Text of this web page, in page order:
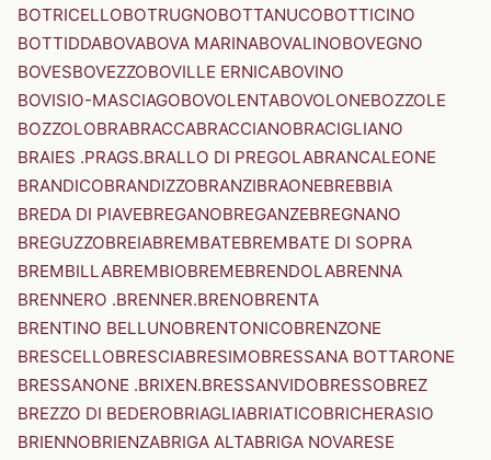
BOTRICELLOBOTRUGNOBOTTANUCOBOTTICINO
BOTTIDDABOVABOVA MARINABOVALINOBOVEGNO
BOVESBOVEZZOBOVILLE ERNICABOVINO
BOVISIO-MASCIAGOBOVOLENTABOVOLONEBOZZOLE
BOZZOLOBRABRACCABRACCIANOBRACIGLIANO
BRAIES .PRAGS.BRALLO DI PREGOLABRANCALEONE
BRANDICOBRANDIZZOBRANZIBRAONEBREBBIA
BREDA DI PIAVEBREGANOBREGANZEBREGNANO
BREGUZZOBREIABREMBATEBREMBATE DI SOPRA
BREMBILLABREMBIOBREMEBRENDOLABRENNA
BRENNERO .BRENNER.BRENOBRENTA
BRENTINO BELLUNOBRENTONICOBRENZONE
BRESCELLOBRESCIABRESIMOBRESSANA BOTTARONE
BRESSANONE .BRIXEN.BRESSANVIDOBRESSOBREZ
BREZZO DI BEDEROBRIAGLIABRIATICOBRICHERASIO
BRIENNOBRIENZABRIGA ALTABRIGA NOVARESE